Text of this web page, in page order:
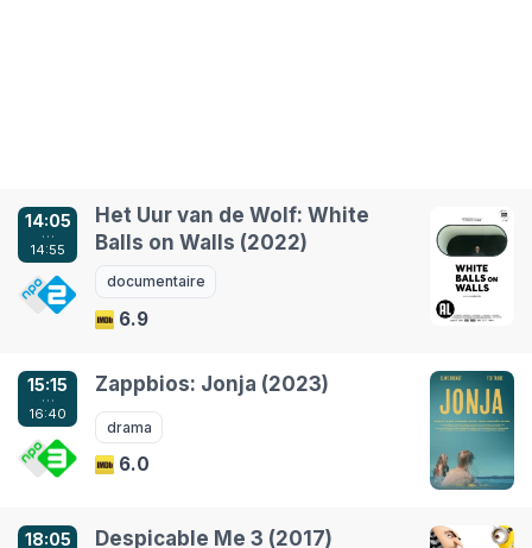
14:05
…
14:55
Het Uur van de Wolf: White
Balls on Walls (2022)
documentaire
6.9
15:15
…
16:40
Zappbios: Jonja (2023)
drama
6.0
18:05 Despicable Me 3 (2017)